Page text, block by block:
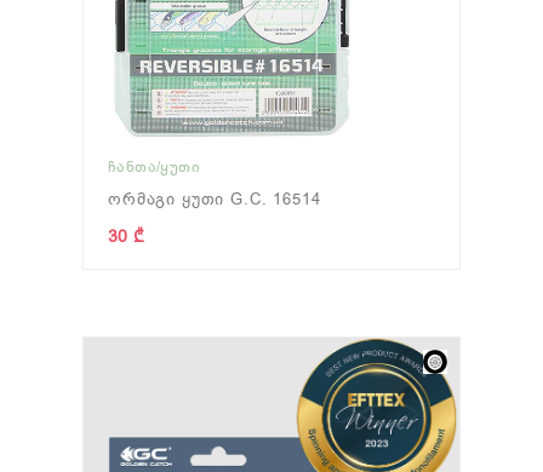
ᲩᲐᲜᲗᲐ/ᲧᲣᲗᲘ
Ორმაგი Ყუთი G.C. 16514
30 ₾